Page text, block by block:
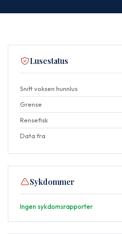
Lusestatus
Snitt voksen hunnlus
Grense
Rensefisk
Data fra
Sykdommer
Ingen sykdomsrapporter